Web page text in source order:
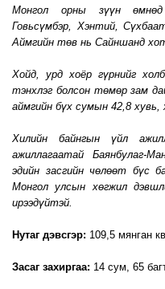
Монгол орны зүүн өмнөд
Говьсүмбэр, Хэнтий,
Аймгийн төв нь Сайншанд
Хойд, урд хоёр гүрнийг
тэнхлэг болсон төмөр зам
аймгийн бүх сумын 42,8
Хилийн байнгын үйл
ажиллагаатай Баянбулаг-
эдийн засгийн чөлөөт бүс
Монгол улсын хөгжил
ирээдүйтэй.
Нутаг дэвсгэр: 109,5 мянган
Засаг захиргаа: 14 сум, 65